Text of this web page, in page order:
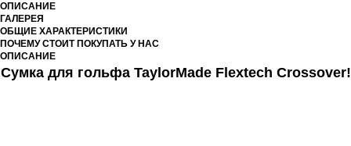
ОПИСАНИЕ
ГАЛЕРЕЯ
ОБЩИЕ ХАРАКТЕРИСТИКИ
ПОЧЕМУ СТОИТ ПОКУПАТЬ У НАС
ОПИСАНИЕ
Сумка для гольфа TaylorMade Flextech Crossover!